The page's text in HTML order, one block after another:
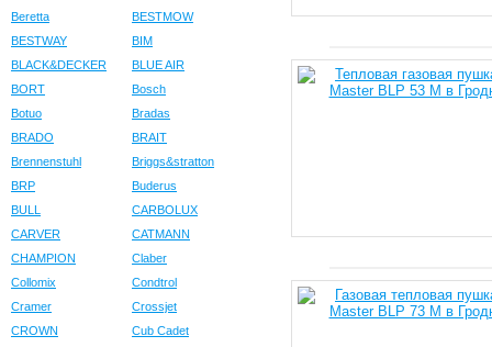
Beretta
BESTMOW
BESTWAY
BIM
BLACK&DECKER
BLUE AIR
BORT
Bosch
Botuo
Bradas
BRADO
BRAIT
Brennenstuhl
Briggs&stratton
BRP
Buderus
BULL
CARBOLUX
CARVER
CATMANN
CHAMPION
Claber
Collomix
Condtrol
Cramer
Crossjet
CROWN
Cub Cadet